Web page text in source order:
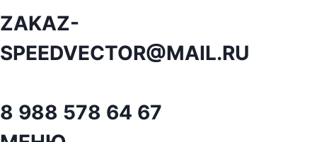
ZAKAZ-
SPEEDVECTOR@MAIL.RU
8 988 578 64 67